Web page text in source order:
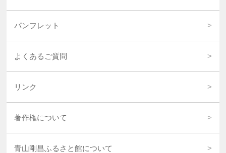
パンフレット
よくあるご質問
リンク
著作権について
青山剛昌ふるさと館について